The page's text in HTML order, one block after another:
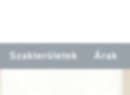
Szakterületek Árak